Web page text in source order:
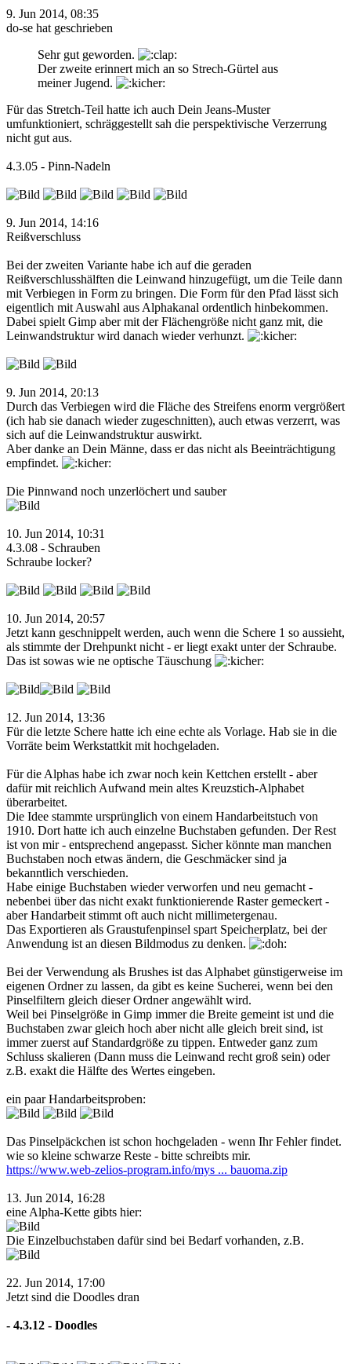
9. Jun 2014, 08:35
do-se hat geschrieben
Sehr gut geworden.
Der zweite erinnert mich an so Strech-Gürtel aus
meiner Jugend.
Für das Stretch-Teil hatte ich auch Dein Jeans-Muster
umfunktioniert, schräggestellt sah die perspektivische Verzerrung
nicht gut aus.
4.3.05 - Pinn-Nadeln
9. Jun 2014, 14:16
Reißverschluss
Bei der zweiten Variante habe ich auf die geraden
Reißverschlusshälften die Leinwand hinzugefügt, um die Teile dann
mit Verbiegen in Form zu bringen. Die Form für den Pfad lässt sich
eigentlich mit Auswahl aus Alphakanal ordentlich hinbekommen.
Dabei spielt Gimp aber mit der Flächengröße nicht ganz mit, die
Leinwandstruktur wird danach wieder verhunzt.
9. Jun 2014, 20:13
Durch das Verbiegen wird die Fläche des Streifens enorm vergrößert
(ich hab sie danach wieder zugeschnitten), auch etwas verzerrt, was
sich auf die Leinwandstruktur auswirkt.
Aber danke an Dein Männe, dass er das nicht als Beeinträchtigung
empfindet.
Die Pinnwand noch unzerlöchert und sauber
10. Jun 2014, 10:31
4.3.08 - Schrauben
Schraube locker?
10. Jun 2014, 20:57
Jetzt kann geschnippelt werden, auch wenn die Schere 1 so aussieht,
als stimmte der Drehpunkt nicht - er liegt exakt unter der Schraube.
Das ist sowas wie ne optische Täuschung
12. Jun 2014, 13:36
Für die letzte Schere hatte ich eine echte als Vorlage. Hab sie in die
Vorräte beim Werkstattkit mit hochgeladen.
Für die Alphas habe ich zwar noch kein Kettchen erstellt - aber
dafür mit reichlich Aufwand mein altes Kreuzstich-Alphabet
überarbeitet.
Die Idee stammte ursprünglich von einem Handarbeitstuch von
1910. Dort hatte ich auch einzelne Buchstaben gefunden. Der Rest
ist von mir - entsprechend angepasst. Sicher könnte man manchen
Buchstaben noch etwas ändern, die Geschmäcker sind ja
bekanntlich verschieden.
Habe einige Buchstaben wieder verworfen und neu gemacht -
nebenbei über das nicht exakt funktionierende Raster gemeckert -
aber Handarbeit stimmt oft auch nicht millimetergenau.
Das Exportieren als Graustufenpinsel spart Speicherplatz, bei der
Anwendung ist an diesen Bildmodus zu denken.
Bei der Verwendung als Brushes ist das Alphabet günstigerweise im
eigenen Ordner zu lassen, da gibt es keine Sucherei, wenn bei den
Pinselfiltern gleich dieser Ordner angewählt wird.
Weil bei Pinselgröße in Gimp immer die Breite gemeint ist und die
Buchstaben zwar gleich hoch aber nicht alle gleich breit sind, ist
immer zuerst auf Standardgröße zu tippen. Entweder ganz zum
Schluss skalieren (Dann muss die Leinwand recht groß sein) oder
z.B. exakt die Hälfte des Wertes eingeben.
ein paar Handarbeitsproben:
Das Pinselpäckchen ist schon hochgeladen - wenn Ihr Fehler findet.
wie so kleine schwarze Reste - bitte schreibts mir.
https://www.web-zelios-program.info/mys ... bauoma.zip
13. Jun 2014, 16:28
eine Alpha-Kette gibts hier:
Die Einzelbuchstaben dafür sind bei Bedarf vorhanden, z.B.
22. Jun 2014, 17:00
Jetzt sind die Doodles dran
- 4.3.12 - Doodles